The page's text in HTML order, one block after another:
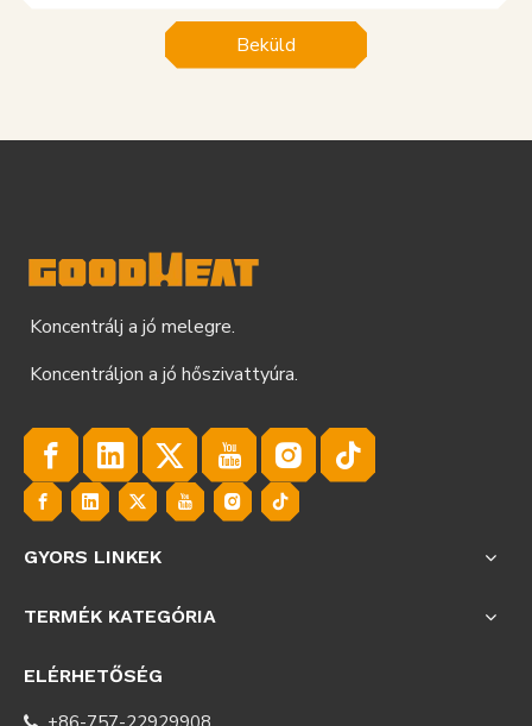
Beküld
Koncentrálj a jó melegre.
Koncentráljon a jó hőszivattyúra.
GYORS LINKEK
TERMÉK KATEGÓRIA
ELÉRHETŐSÉG
